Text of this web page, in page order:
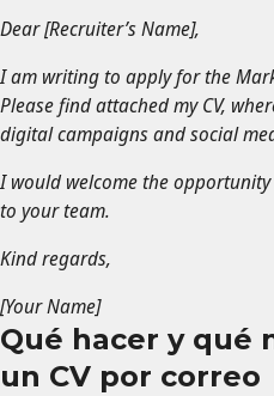
Dear [Recruiter’s Name],
I am writing to apply for the
Please find attached my CV,
digital campaigns and social
I would welcome the
to your team.
Kind regards,
[Your Name]
Qué hacer y qué
un CV por correo